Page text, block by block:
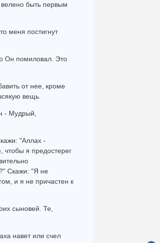
быть первым
меня постигнут
Он помиловал. Это
от нее, кроме
вещь.
- Мудрый,
"Аллах -
я предостерег
Скажи: "Я не
и я не причастен к
сыновей. Те,
навет или счел